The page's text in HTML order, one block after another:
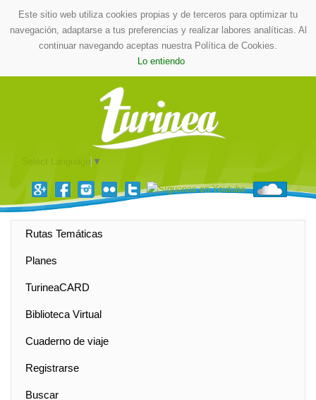
Este sitio web utiliza cookies propias y de terceros para optimizar tu
navegación, adaptarse a tus preferencias y realizar labores analíticas. Al
continuar navegando aceptas nuestra Política de Cookies.
Lo entiendo
▼
Rutas Temáticas
Planes
TurineaCARD
Biblioteca Virtual
Cuaderno de viaje
Registrarse
Buscar